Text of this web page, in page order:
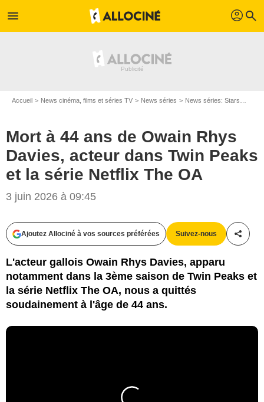
menu profil search
Accueil News cinéma, films et séries TV News séries News séries: Stars
Mort à 44 ans de Owain Rhys
Davies, acteur dans Twin Peaks
et la série Netflix The OA
3 juin 2026 à 09:45
Ajoutez Allociné à vos sources préférées Suivez-nous
L'acteur gallois Owain Rhys Davies, apparu
notamment dans la 3ème saison de Twin Peaks et
la série Netflix The OA, nous a quittés
soudainement à l'âge de 44 ans.